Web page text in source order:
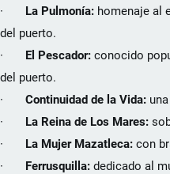
· La Pulmonía: homenaje al
del puerto.
· El Pescador: conocido
del puerto.
· Continuidad de la Vida:
· La Reina de Los Mares:
· La Mujer Mazatleca: con
· Ferrusquilla: dedicado al